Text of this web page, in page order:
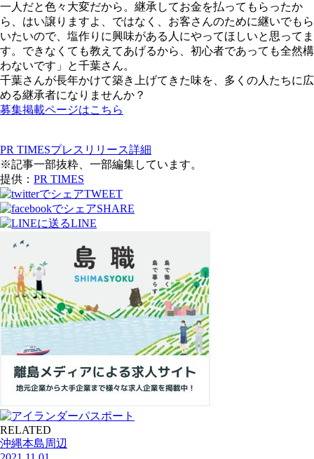
一人だと色々大変だから。継承してお金を払ってもらったか
ら、はい譲りますよ、ではなく、お客さんのために継いでもら
いたいので、塩作りに興味がある人にやってほしいと思ってま
す。できなくても教えてあげるから、初心者であっても全然構
わないです」と千葉さん。
千葉さんが長年かけて築き上げてきた味を、多くの人たちに広
める継承者になりませんか？
募集掲載ページはこちら
PR TIMESプレスリリース詳細
※記事一部抜粋、一部編集しています。
提供： PR TIMES
TWEET
SHARE
LINE
RELATED
沖縄本島周辺